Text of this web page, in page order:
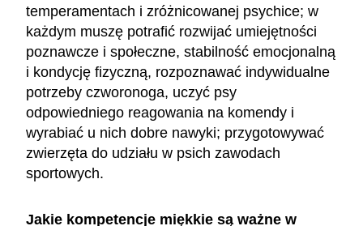
temperamentach i zróżnicowanej psychice; w
każdym muszę potrafić rozwijać umiejętności
poznawcze i społeczne, stabilność emocjonalną
i kondycję fizyczną, rozpoznawać indywidualne
potrzeby czworonoga, uczyć psy
odpowiedniego reagowania na komendy i
wyrabiać u nich dobre nawyki; przygotowywać
zwierzęta do udziału w psich zawodach
sportowych.
Jakie kompetencje miękkie są ważne w